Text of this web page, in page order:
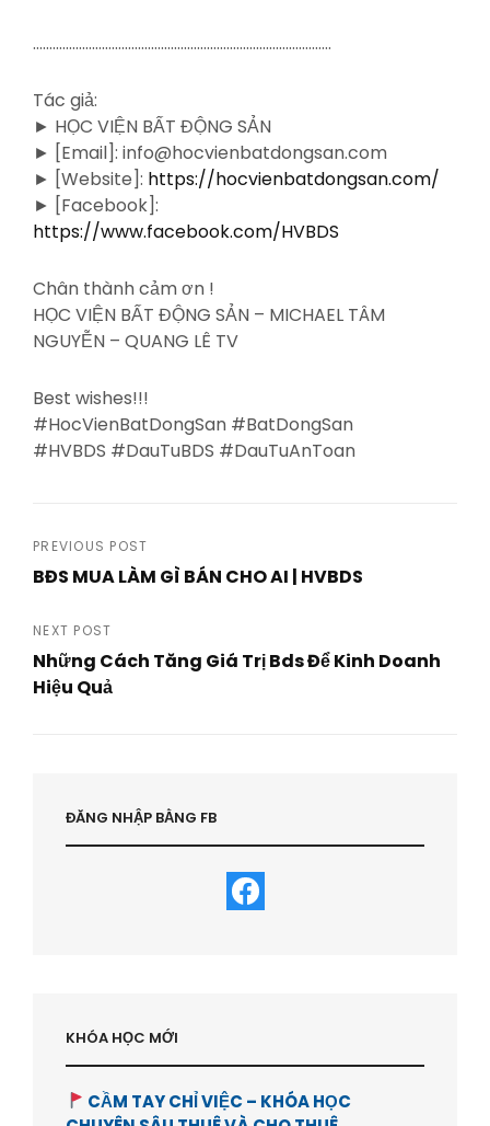
……………………………………………………………………………….
Tác giả:
► HỌC VIỆN BẤT ĐỘNG SẢN
► [Email]: info@hocvienbatdongsan.com
► [Website]: https://hocvienbatdongsan.com/
► [Facebook]:
https://www.facebook.com/HVBDS
Chân thành cảm ơn !
HỌC VIỆN BẤT ĐỘNG SẢN – MICHAEL TÂM
NGUYỄN – QUANG LÊ TV
Best wishes!!!
#HocVienBatDongSan #BatDongSan
#HVBDS #DauTuBDS #DauTuAnToan
Post
PREVIOUS POST
BĐS MUA LÀM GÌ BÁN CHO AI | HVBDS
Post
NEXT POST
Những Cách Tăng Giá Trị Bds Để Kinh Doanh
Hiệu Quả
ĐĂNG NHẬP BẰNG FB
KHÓA HỌC MỚI
CẦM TAY CHỈ VIỆC – KHÓA HỌC